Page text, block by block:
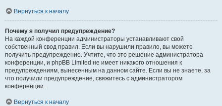
Вернуться к началу
Почему я получил предупреждение?
На каждой конференции администраторы устанавливают свой
собственный свод правил. Если вы нарушили правило, вы можете
получить предупреждение. Учтите, что это решение администратора
конференции, и phpBB Limited не имеет никакого отношения к
предупреждениям, вынесенным на данном сайте. Если вы не знаете, за
что получили предупреждение, свяжитесь с администратором
конференции.
Вернуться к началу